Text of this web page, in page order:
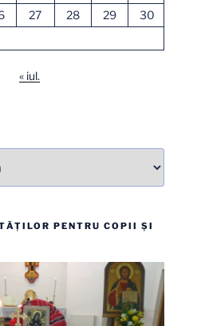
27 28 29
30
« iul.
PENTRU COPII ȘI